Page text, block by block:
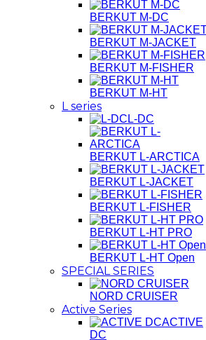
BERKUT M-DC
BERKUT M-JACKET
BERKUT M-FISHER
BERKUT M-HT
L series
L-DC
BERKUT L-ARCTICA
BERKUT L-JACKET
BERKUT L-FISHER
BERKUT L-HT PRO
BERKUT L-HT Open
SPECIAL SERIES
NORD CRUISER
Active Series
ACTIVE
DC